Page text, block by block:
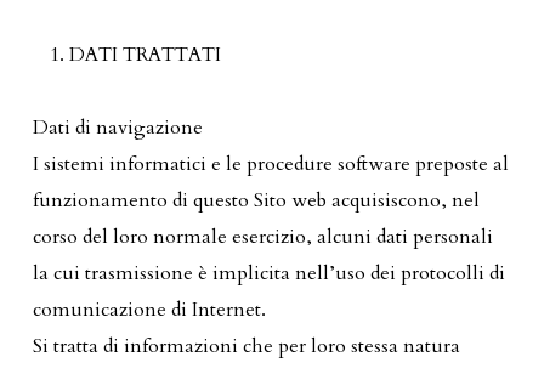
DATI TRATTATI
Dati di navigazione
I sistemi informatici e le procedure software preposte al
funzionamento di questo Sito web acquisiscono, nel
corso del loro normale esercizio, alcuni dati personali
la cui trasmissione è implicita nell’uso dei protocolli di
comunicazione di Internet.
Si tratta di informazioni che per loro stessa natura